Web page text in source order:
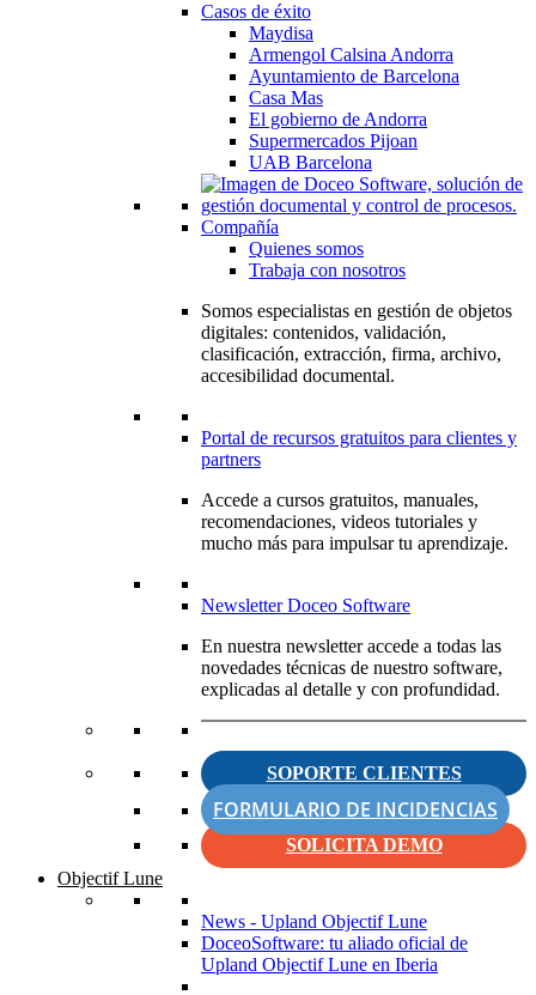
Casos de éxito
Maydisa
Armengol Calsina Andorra
Ayuntamiento de Barcelona
Casa Mas
El gobierno de Andorra
Supermercados Pijoan
UAB Barcelona
Compañía
Quienes somos
Trabaja con nosotros
Somos especialistas en gestión de objetos
digitales: contenidos, validación,
clasificación, extracción, firma, archivo,
accesibilidad documental.
Portal de recursos gratuitos para clientes y
partners
Accede a cursos gratuitos, manuales,
recomendaciones, videos tutoriales y
mucho más para impulsar tu aprendizaje.
Newsletter Doceo Software
En nuestra newsletter accede a todas las
novedades técnicas de nuestro software,
explicadas al detalle y con profundidad.
SOPORTE CLIENTES
FORMULARIO DE INCIDENCIAS
SOLICITA DEMO
Objectif Lune
News - Upland Objectif Lune
DoceoSoftware: tu aliado oficial de
Upland Objectif Lune en Iberia